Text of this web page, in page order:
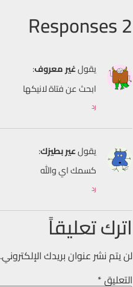
2 Responses
يقولغير معروف:
ابحث عن فتاة لانيكها
رد
يقولعير بطيزك:
كسمك اي والله
رد
اترك تعليقاً
لن يتم نشر عنوان بريدك الإلكتروني.
التعليق*